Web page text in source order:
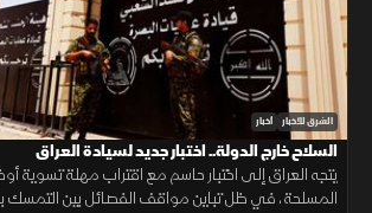
الشرق للأخبار أخبار
السلاح خارج الدولة.. اختبار جديد لسيادة العراق
يتجه العراق إلى اختبار حاسم مع اقتراب مهلة تسوية
المسلحة، في ظل تباين مواقف الفصائل بين التمسك